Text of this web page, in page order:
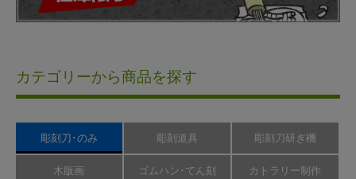
カテゴリーから商品を探す
彫刻刀･のみ 彫刻道具 彫刻刀研ぎ機
木版画 ゴムハン･てん刻 カトラリー制作